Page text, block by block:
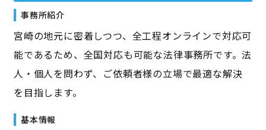
事務所紹介
宮崎の地元に密着しつつ、全工程オンラインで対応可
能であるため、全国対応も可能な法律事務所です。法
人・個人を問わず、ご依頼者様の立場で最適な解決
を目指します。
基本情報